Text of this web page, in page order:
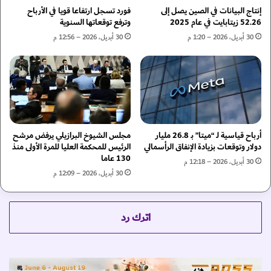
إ
م
ك
ن
ي
ة
و
ج
و
د
ح
ي
ر
ي
ا
ل
ج
ن
و
ب
ي
ة
ت
و
ه
ص
إنتاج البيانات في الصين يصل إلى
52.26 زيتابايت في عام 2025
30 أبريل، 2026 – 1:20 م
فورد تسجل ارتفاعا قويا في الأرباح
وترفع توقعاتها السنوية
30 أبريل، 2026 – 12:56 م
أرباح قياسية لـ “ميتا” بـ 26.8 مليار
دولار وتوقعات بزيادة الإنفاق الرأسمالي
30 أبريل، 2026 – 12:18 م
مجلس الشيوخ البرازيلي يرفض مرشح
الرئيس للمحكمة العليا للمرة الأولى منذ
130 عاما
30 أبريل، 2026 – 12:09 م
اترك رد